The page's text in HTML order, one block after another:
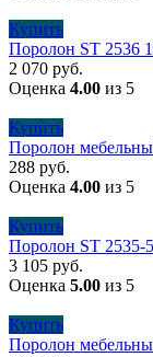
Купить
Поролон ST 2536
2 070 руб.
Оценка 4.00 из 5
Купить
Поролон
288 руб.
Оценка 4.00 из 5
Купить
Поролон ST 2535-
3 105 руб.
Оценка 5.00 из 5
Купить
Поролон